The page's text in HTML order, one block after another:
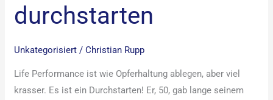
durchstarten
Unkategorisiert /Christian Rupp
Life Performance ist wie Opferhaltung ablegen, aber viel
krasser. Es ist ein Durchstarten! Er, 50, gab lange seinem